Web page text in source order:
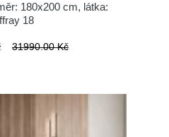
180x200 cm, látka:
18
31990.00 Kč